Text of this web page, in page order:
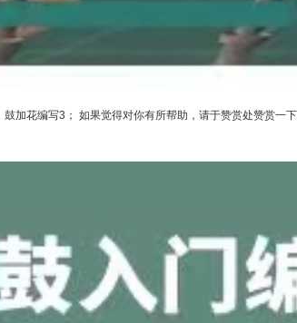
加花编写3； 如果觉得对你有所帮助，请于赞赏处赞赏一